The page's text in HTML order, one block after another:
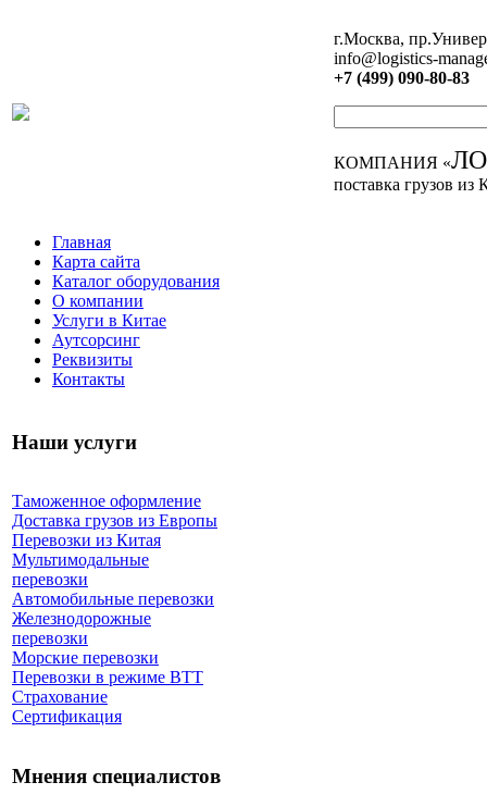
г.Москва,
info@logistics-
+7 (499) 090-80-83
КОМПАНИЯ «
поставка грузов из
Главная
Карта сайта
Каталог оборудования
О компании
Услуги в Китае
Аутсорсинг
Реквизиты
Контакты
Наши услуги
Таможенное оформление
Доставка грузов из Европы
Перевозки из Китая
Мультимодальные
перевозки
Автомобильные перевозки
Железнодорожные
перевозки
Морские перевозки
Перевозки в режиме ВТТ
Страхование
Сертификация
Мнения специалистов